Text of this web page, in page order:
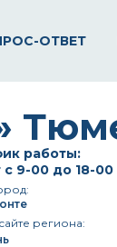
ОТВЕТ
работы:
с 9-00 до 18-00
региона: